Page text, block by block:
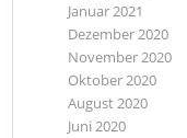
Januar 2021
Dezember 2020
November 2020
Oktober 2020
August 2020
Juni 2020